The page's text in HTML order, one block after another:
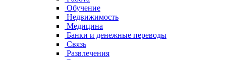
Обучение
Недвижимость
Медицина
Банки и денежные переводы
Связь
Развлечения